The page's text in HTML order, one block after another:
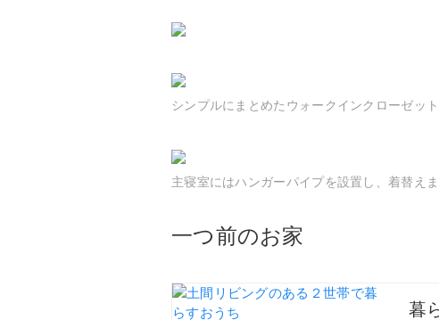
シンプルにまとめたウォークインクローゼット
主寝室にはハンガーパイプを設置し、着替え
一つ前のお家
暮